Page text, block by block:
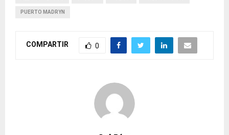
PUERTO MADRYN
COMPARTIR 0